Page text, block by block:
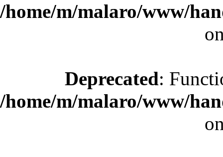
/home/m/malaro/www/
Deprecated:
/home/m/malaro/www/